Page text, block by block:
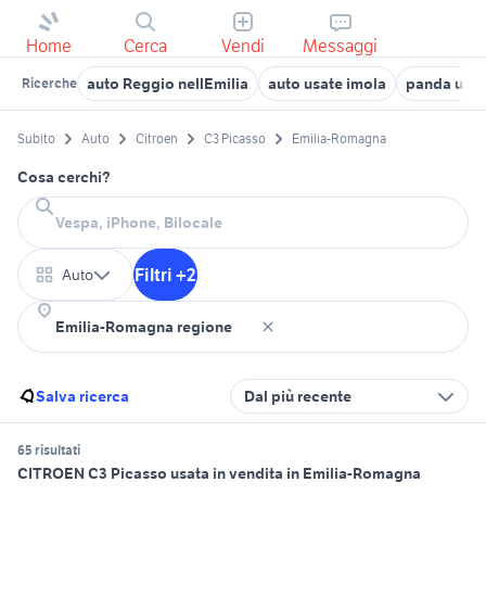
Home Cerca Vendi Messaggi
Ricerche auto Reggio nellEmilia auto usate imola panda
Subito Auto Citroen C3 Picasso Emilia-Romagna
Cosa cerchi?
Auto Filtri +2
Salva ricerca Dal più recente
65 risultati
CITROEN C3 Picasso usata in vendita in Emilia-Romagna